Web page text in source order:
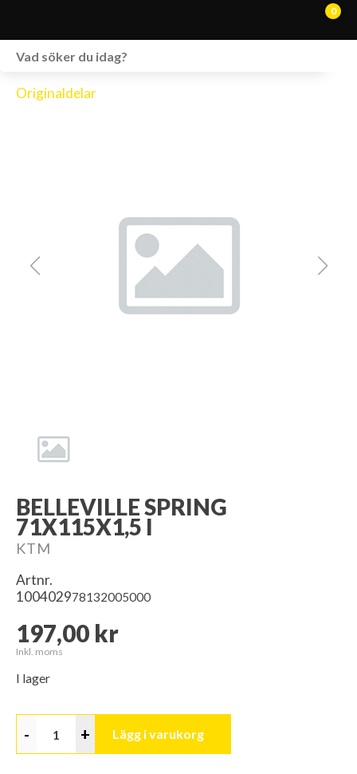
0
KONTAKT
Originaldelar
BELLEVILLE SPRING
71X115X1,5 I
KTM
Artnr.
100402978132005000
197,00 kr
Inkl. moms
I lager
- + Lägg i varukorg